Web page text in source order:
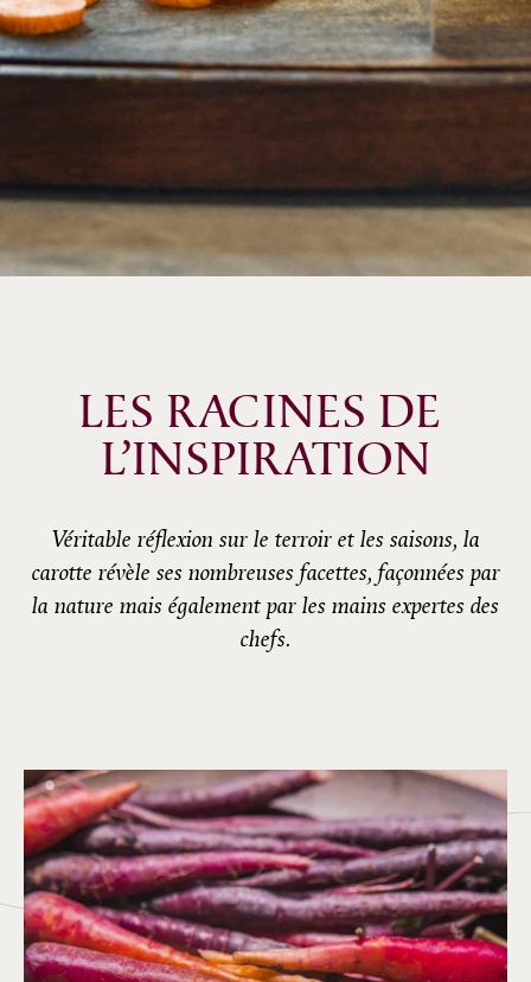
LES RACINES DE
L’INSPIRATION
Véritable réflexion sur le terroir et les saisons, la
carotte révèle ses nombreuses facettes, façonnées par
la nature mais également par les mains expertes des
chefs.